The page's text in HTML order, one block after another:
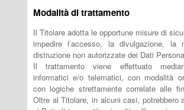
Modalità di trattamento
Il Titolare adotta le opportune misure di
impedire l’accesso, la divulgazione, la
distruzione non autorizzate dei Dati
Il trattamento viene effettuato
informatici e/o telematici, con modalità
con logiche strettamente correlate alle
Oltre al Titolare, in alcuni casi, potrebbero